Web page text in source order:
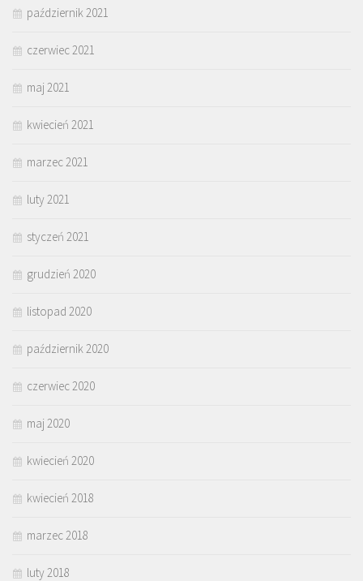
październik 2021
czerwiec 2021
maj 2021
kwiecień 2021
marzec 2021
luty 2021
styczeń 2021
grudzień 2020
listopad 2020
październik 2020
czerwiec 2020
maj 2020
kwiecień 2020
kwiecień 2018
marzec 2018
luty 2018